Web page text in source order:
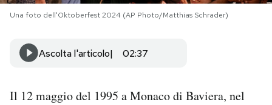
I MIEI PREFERITI
SHOP
Una foto dell'Oktoberfest 2024 (AP Photo/Matthias Schrader)
Ascolta l'articolo 02:37
Il 12 maggio del 1995 a Monaco di Baviera, nel